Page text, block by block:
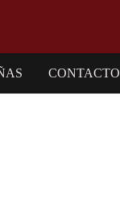
CONTACTO